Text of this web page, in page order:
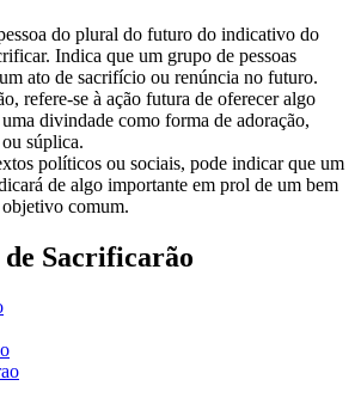
do plural do futuro do indicativo do
Indica que um grupo de pessoas
ato de sacrifício ou renúncia no futuro.
refere-se à ação futura de oferecer algo
divindade como forma de adoração,
súplica.
políticos ou sociais, pode indicar que um
de algo importante em prol de um bem
comum.
de Sacrificarão